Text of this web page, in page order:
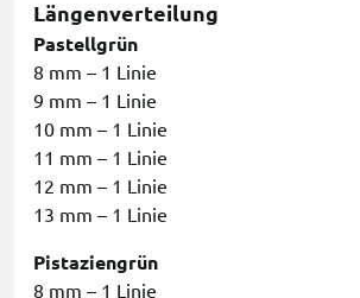
Längenverteilung
Pastellgrün
8 mm – 1 Linie
9 mm – 1 Linie
10 mm – 1 Linie
11 mm – 1 Linie
12 mm – 1 Linie
13 mm – 1 Linie
Pistaziengrün
8 mm – 1 Linie